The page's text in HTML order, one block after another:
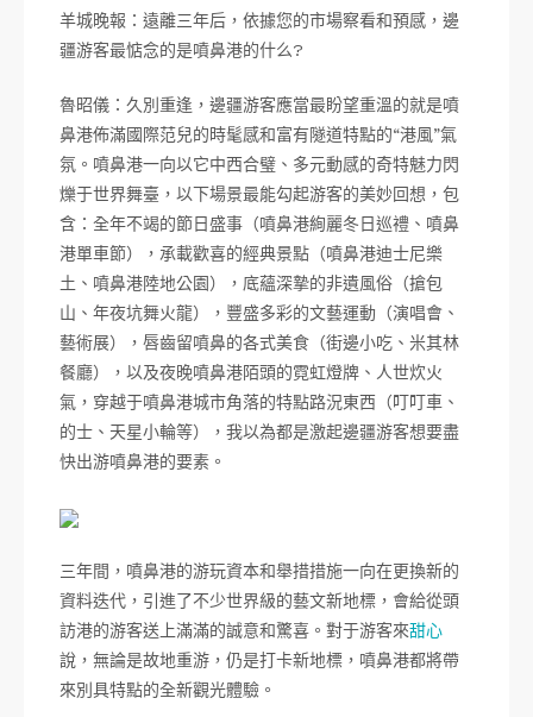
羊城晚報：遠離三年后，依據您的市場察看和預感，邊
疆游客最惦念的是噴鼻港的什么?
魯昭儀：久別重逢，邊疆游客應當最盼望重溫的就是噴
鼻港佈滿國際范兒的時髦感和富有隧道特點的“港風”氣
氛。噴鼻港一向以它中西合璧、多元動感的奇特魅力閃
爍于世界舞臺，以下場景最能勾起游客的美妙回想，包
含：全年不竭的節日盛事（噴鼻港絢麗冬日巡禮、噴鼻
港單車節），承載歡喜的經典景點（噴鼻港迪士尼樂
土、噴鼻港陸地公園），底蘊深摯的非遺風俗（搶包
山、年夜坑舞火龍），豐盛多彩的文藝運動（演唱會、
藝術展），唇齒留噴鼻的各式美食（街邊小吃、米其林
餐廳），以及夜晚噴鼻港陌頭的霓虹燈牌、人世炊火
氣，穿越于噴鼻港城市角落的特點路況東西（叮叮車、
的士、天星小輪等），我以為都是激起邊疆游客想要盡
快出游噴鼻港的要素。
三年間，噴鼻港的游玩資本和舉措措施一向在更換新的
資料迭代，引進了不少世界級的藝文新地標，會給從頭
訪港的游客送上滿滿的誠意和驚喜。對于游客來甜心
說，無論是故地重游，仍是打卡新地標，噴鼻港都將帶
來別具特點的全新觀光體驗。